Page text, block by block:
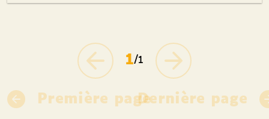
Première page
1/1
Dernière page